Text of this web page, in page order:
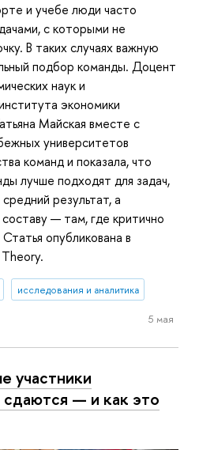
и учебе люди часто
с которыми не
В таких случаях важную
подбор команды. Доцент
наук и
экономики
Майская вместе с
университетов
команд и показала, что
лучше подходят для задач,
результат, а
— там, где критично
опубликована в
исследования и аналитика
5 мая
участники
сдаются — и как это